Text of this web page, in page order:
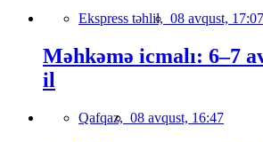
Ekspress təhlil, 08 avqust, 17:07
Məhkəmə icmalı: 6–7
il
Qafqaz, 08 avqust, 16:47